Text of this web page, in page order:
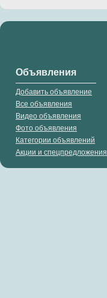
Объявления
Добавить объявление
Все объявления
Видео объявления
Фото объявления
Категории объявлений
Акции и спецпредложения